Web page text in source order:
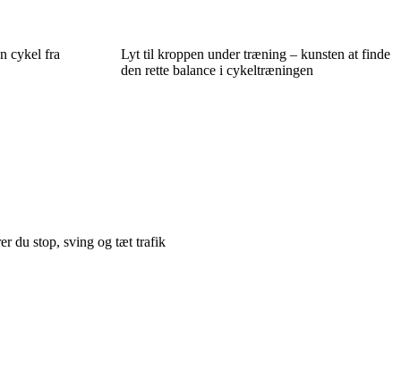
cykel fra
Lyt til kroppen under træning – kunsten at finde
den rette balance i cykeltræningen
du stop, sving og tæt trafik